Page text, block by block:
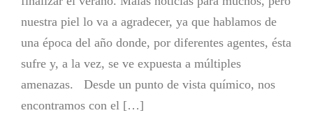
nuestra piel lo va a agradecer, ya que hablamos de
una época del año donde, por diferentes agentes, ésta
sufre y, a la vez, se ve expuesta a múltiples
amenazas. Desde un punto de vista químico, nos
encontramos con el […]